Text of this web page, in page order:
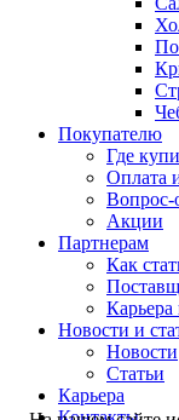
Покупателю
Где
Оплата
Вопрос-
Акции
Партнерам
Как
Карьера
Новости и
Новости
Статьи
Карьера